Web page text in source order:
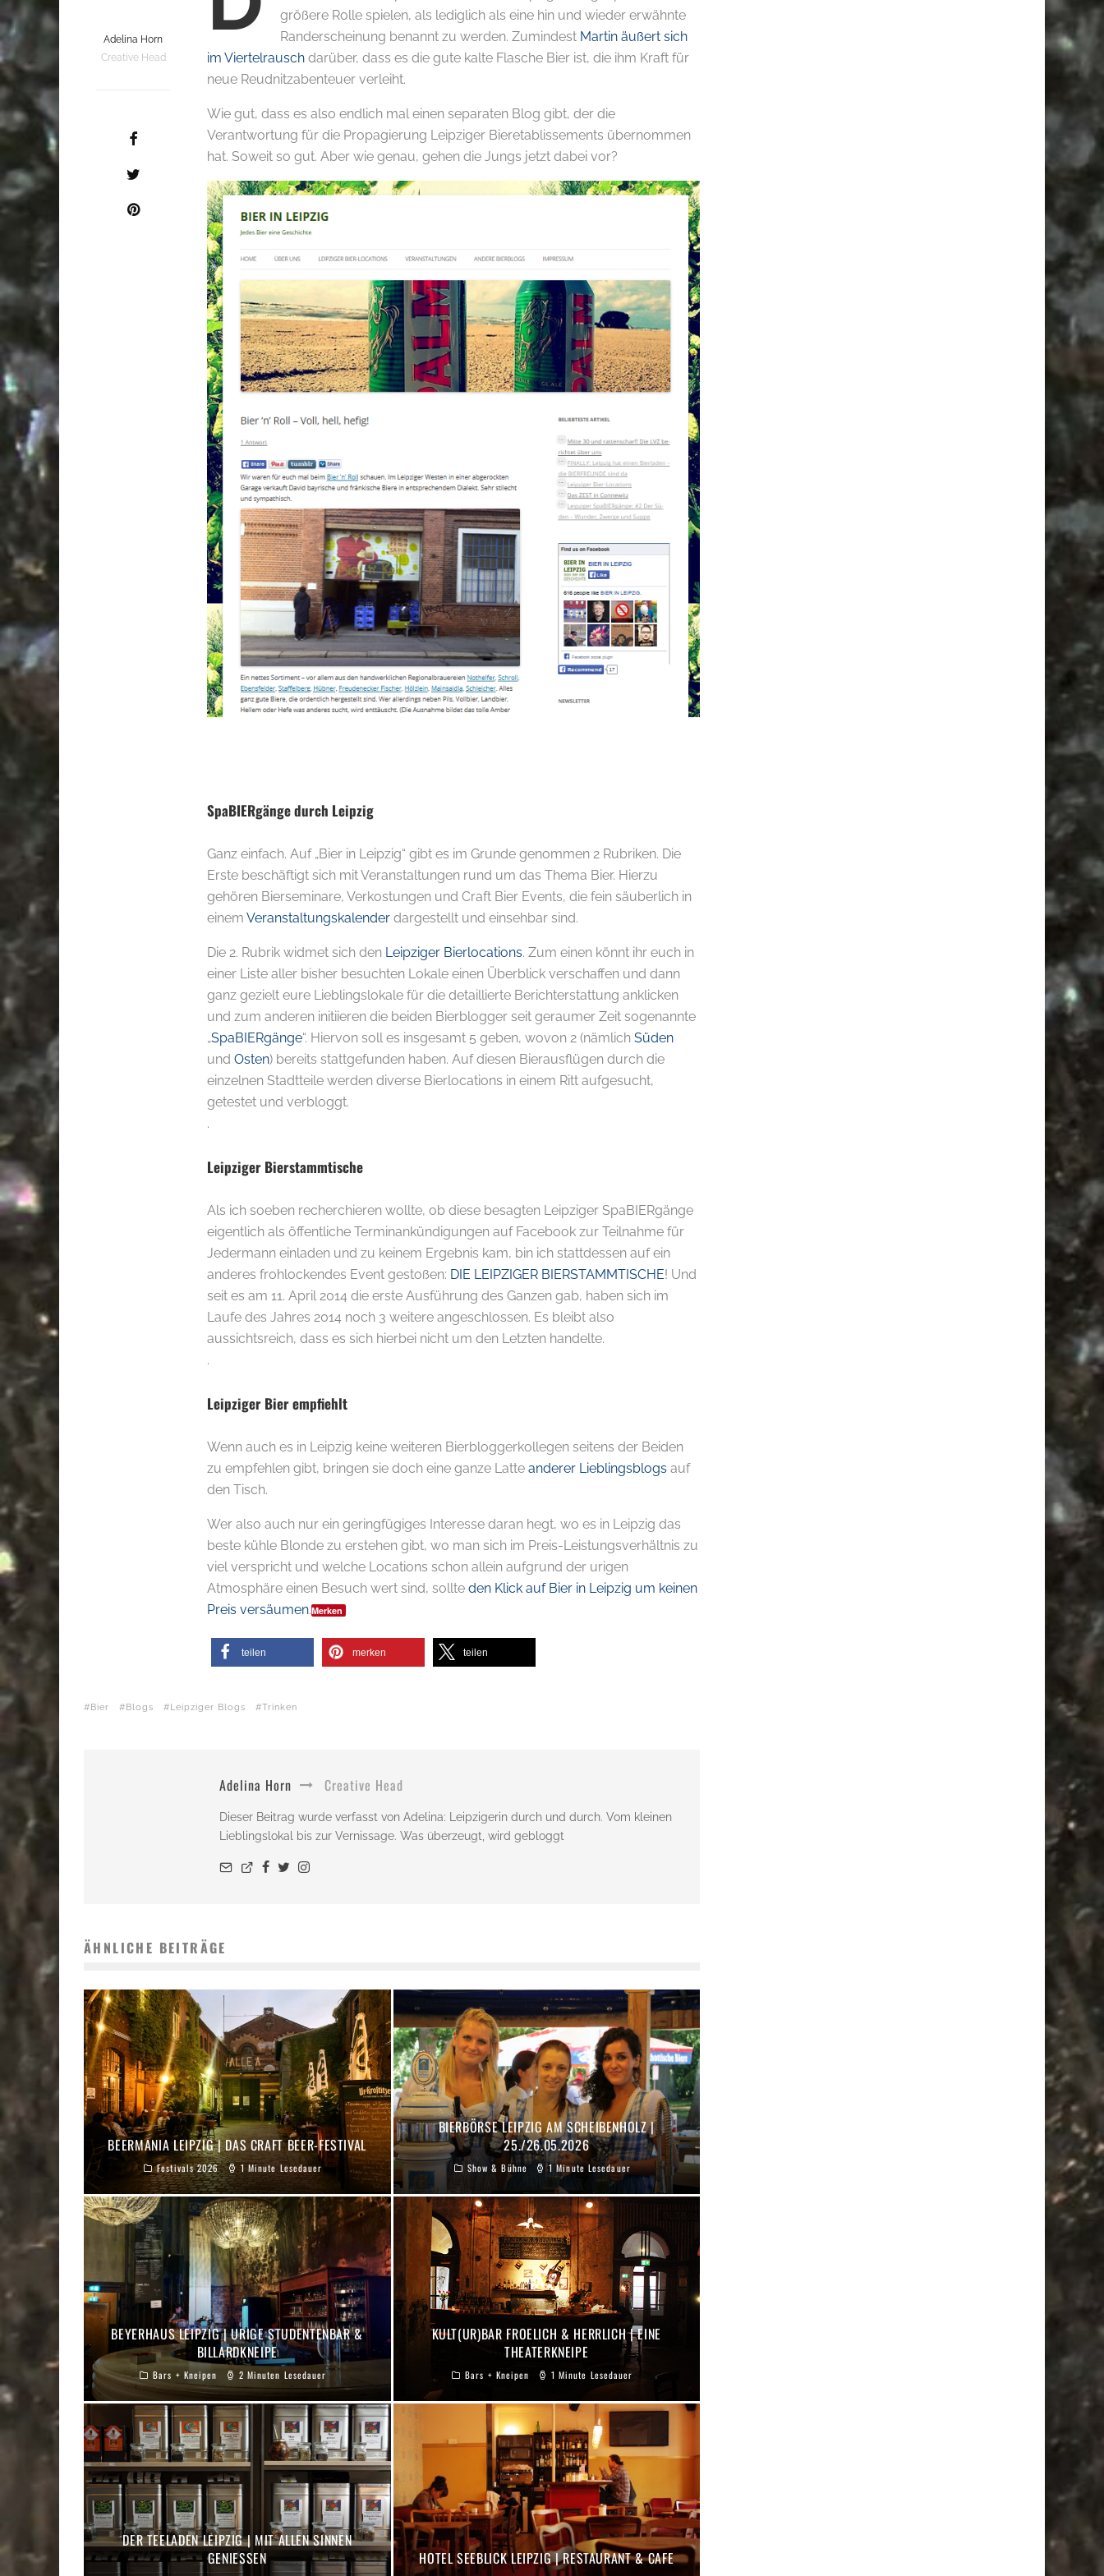
Adelina Horn
Creative Head
größere Rolle spielen, als lediglich als eine hin und wieder erwähnte
Randerscheinung benannt zu werden. Zumindest Martin äußert sich
im Viertelrausch darüber, dass es die gute kalte Flasche Bier ist, die ihm Kraft für
neue Reudnitzabenteuer verleiht.
Wie gut, dass es also endlich mal einen separaten Blog gibt, der die
Verantwortung für die Propagierung Leipziger Bieretablissements übernommen
hat. Soweit so gut. Aber wie genau, gehen die Jungs jetzt dabei vor?
SpaBIERgänge durch Leipzig
Ganz einfach. Auf „Bier in Leipzig“ gibt es im Grunde genommen 2 Rubriken. Die
Erste beschäftigt sich mit Veranstaltungen rund um das Thema Bier. Hierzu
gehören Bierseminare, Verkostungen und Craft Bier Events, die fein säuberlich in
einem Veranstaltungskalender dargestellt und einsehbar sind.
Die 2. Rubrik widmet sich den Leipziger Bierlocations. Zum einen könnt ihr euch in
einer Liste aller bisher besuchten Lokale einen Überblick verschaffen und dann
ganz gezielt eure Lieblingslokale für die detaillierte Berichterstattung anklicken
und zum anderen initiieren die beiden Bierblogger seit geraumer Zeit sogenannte
„SpaBIERgänge“. Hiervon soll es insgesamt 5 geben, wovon 2 (nämlich Süden
und Osten) bereits stattgefunden haben. Auf diesen Bierausflügen durch die
einzelnen Stadtteile werden diverse Bierlocations in einem Ritt aufgesucht,
getestet und verbloggt.
.
Leipziger Bierstammtische
Als ich soeben recherchieren wollte, ob diese besagten Leipziger SpaBIERgänge
eigentlich als öffentliche Terminankündigungen auf Facebook zur Teilnahme für
Jedermann einladen und zu keinem Ergebnis kam, bin ich stattdessen auf ein
anderes frohlockendes Event gestoßen: DIE LEIPZIGER BIERSTAMMTISCHE! Und
seit es am 11. April 2014 die erste Ausführung des Ganzen gab, haben sich im
Laufe des Jahres 2014 noch 3 weitere angeschlossen. Es bleibt also
aussichtsreich, dass es sich hierbei nicht um den Letzten handelte.
.
Leipziger Bier empfiehlt
Wenn auch es in Leipzig keine weiteren Bierbloggerkollegen seitens der Beiden
zu empfehlen gibt, bringen sie doch eine ganze Latte anderer Lieblingsblogs auf
den Tisch.
Wer also auch nur ein geringfügiges Interesse daran hegt, wo es in Leipzig das
beste kühle Blonde zu erstehen gibt, wo man sich im Preis-Leistungsverhältnis zu
viel verspricht und welche Locations schon allein aufgrund der urigen
Atmosphäre einen Besuch wert sind, sollte den Klick auf Bier in Leipzig um keinen
Preis versäumen.Merken
teilen merken teilen
Bier Blogs Leipziger Blogs Trinken
Adelina Horn Creative Head
Dieser Beitrag wurde verfasst von Adelina: Leipzigerin durch und durch. Vom kleinen
Lieblingslokal bis zur Vernissage. Was überzeugt, wird gebloggt
ÄHNLICHE BEITRÄGE
BEERMANIA LEIPZIG | DAS CRAFT BEER-FESTIVAL
Festivals 2026 1 Minute Lesedauer
BIERBÖRSE LEIPZIG AM SCHEIBENHOLZ |
25./26.05.2026
Show & Bühne 1 Minute Lesedauer
BEYERHAUS LEIPZIG | URIGE STUDENTENBAR &
BILLARDKNEIPE
Bars + Kneipen 2 Minuten Lesedauer
KULT(UR)BAR FROELICH & HERRLICH | EINE
THEATERKNEIPE
Bars + Kneipen 1 Minute Lesedauer
DER TEELADEN LEIPZIG | MIT ALLEN SINNEN
GENIESSEN
HOTEL SEEBLICK LEIPZIG | RESTAURANT & CAFE